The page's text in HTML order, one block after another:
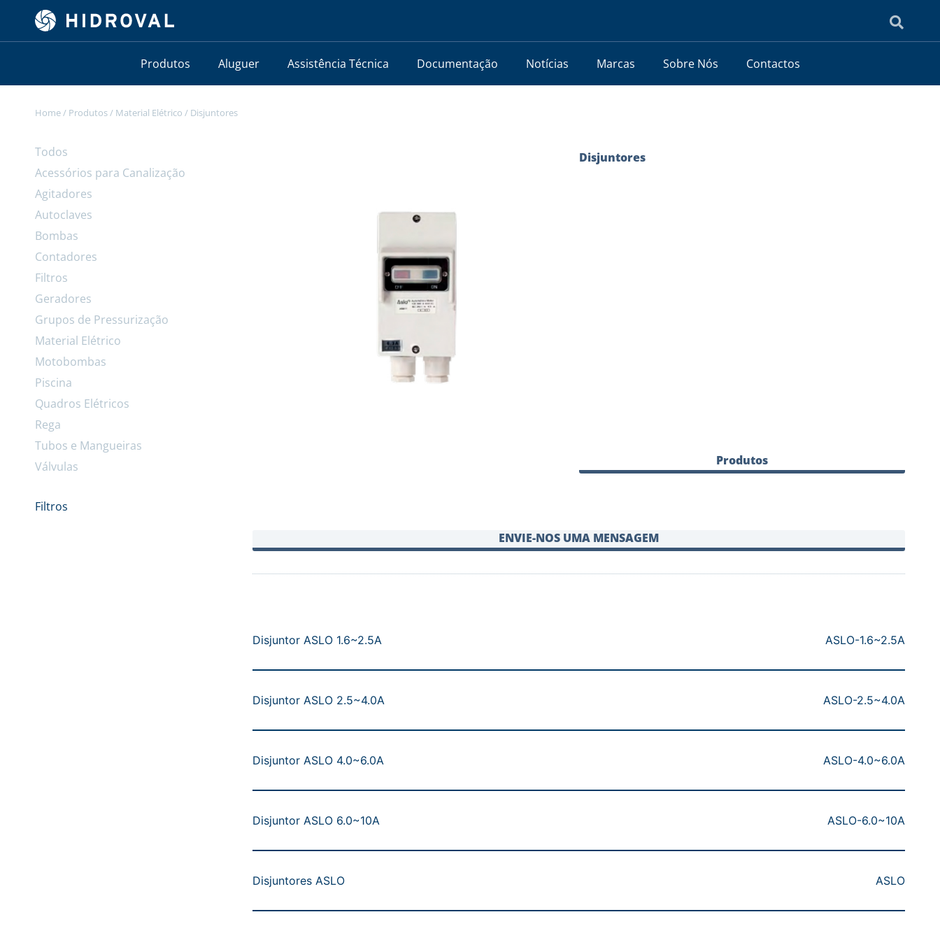
Produtos Aluguer Assistência Técnica Documentação Notícias Marcas Sobre Nós Contactos
Home / Produtos / Material Elétrico / Disjuntores
Todos
Acessórios para Canalização
Agitadores
Autoclaves
Bombas
Contadores
Filtros
Geradores
Grupos de Pressurização
Material Elétrico
Motobombas
Piscina
Quadros Elétricos
Rega
Tubos e Mangueiras
Válvulas
Filtros
Disjuntores
Produtos
ENVIE-NOS UMA MENSAGEM
Disjuntor ASLO 1.6~2.5A ASLO-1.6~2.5A
Disjuntor ASLO 2.5~4.0A ASLO-2.5~4.0A
Disjuntor ASLO 4.0~6.0A ASLO-4.0~6.0A
Disjuntor ASLO 6.0~10A ASLO-6.0~10A
Disjuntores ASLO ASLO